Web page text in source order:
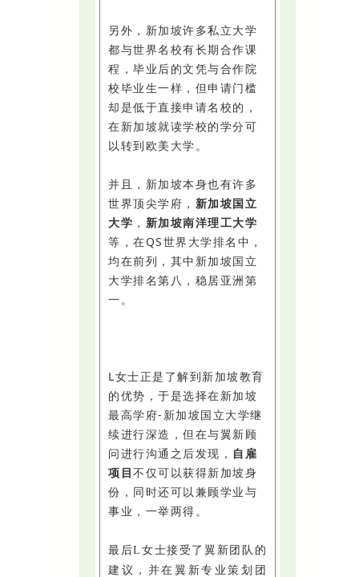
另外，新加坡许多私立大学
都与世界名校有长期合作课
程，毕业后的文凭与合作院
校毕业生一样，但申请门槛
却是低于直接申请名校的，
在新加坡就读学校的学分可
以转到欧美大学。
并且，新加坡本身也有许多
世界顶尖学府， 新加坡国立
大学 ， 新加坡南洋理工大学
等，在QS世界大学排名中，
均在前列，其中新加坡国立
大学排名第八，稳居亚洲第
一。
L女士正是了解到新加坡教育
的优势，于是选择在新加坡
最高学府-新加坡国立大学继
续进行深造，但在与翼新顾
问进行沟通之后发现， 自雇
项目不仅可以获得新加坡身
份，同时还可以兼顾学业与
事业，一举两得。
最后L女士接受了翼新团队的
建议，并在翼新专业策划团